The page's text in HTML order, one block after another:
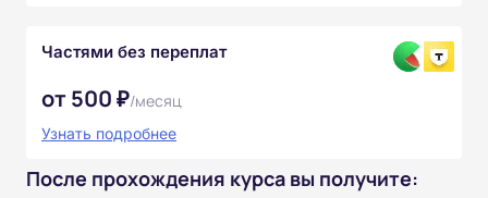
Частями без переплат
от 500 ₽/месяц
Узнать подробнее
После прохождения курса вы получите: